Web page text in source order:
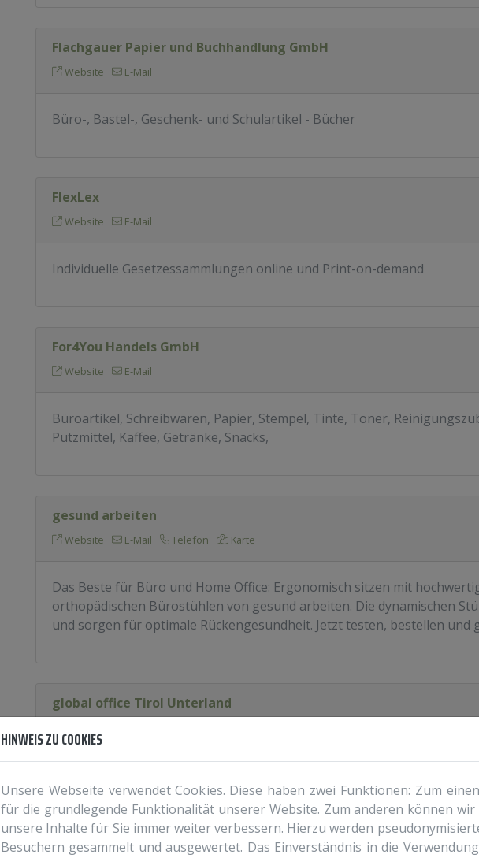
Flachgauer Papier und Buchhandlung GmbH
Website E-Mail
Büro-, Bastel-, Geschenk- und Schulartikel - Bücher
FlexLex
Website E-Mail
Individuelle Gesetzessammlungen online und Print-on-demand
For4You Handels GmbH
Website E-Mail
Büroartikel, Schreibwaren, Papier, Stempel, Tinte, Toner,
Putzmittel, Kaffee, Getränke, Snacks,
gesund arbeiten
Website E-Mail Telefon Karte
Das Beste für Büro und Home Office: Ergonomisch sitzen mit
orthopädischen Bürostühlen von gesund arbeiten. Die dynamischen
und sorgen für optimale Rückengesundheit. Jetzt testen, bestellen und
global office Tirol Unterland
Unternehmen auch in schwierigen Zeiten immer für seine Kunden
HINWEIS ZU COOKIES
Unsere Webseite verwendet Cookies. Diese haben zwei Funktionen: Zum
für die grundlegende Funktionalität unserer Website. Zum anderen können
unsere Inhalte für Sie immer weiter verbessern. Hierzu werden
Besuchern gesammelt und ausgewertet. Das Einverständnis in die